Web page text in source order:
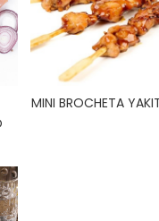
MINI BROCHETA